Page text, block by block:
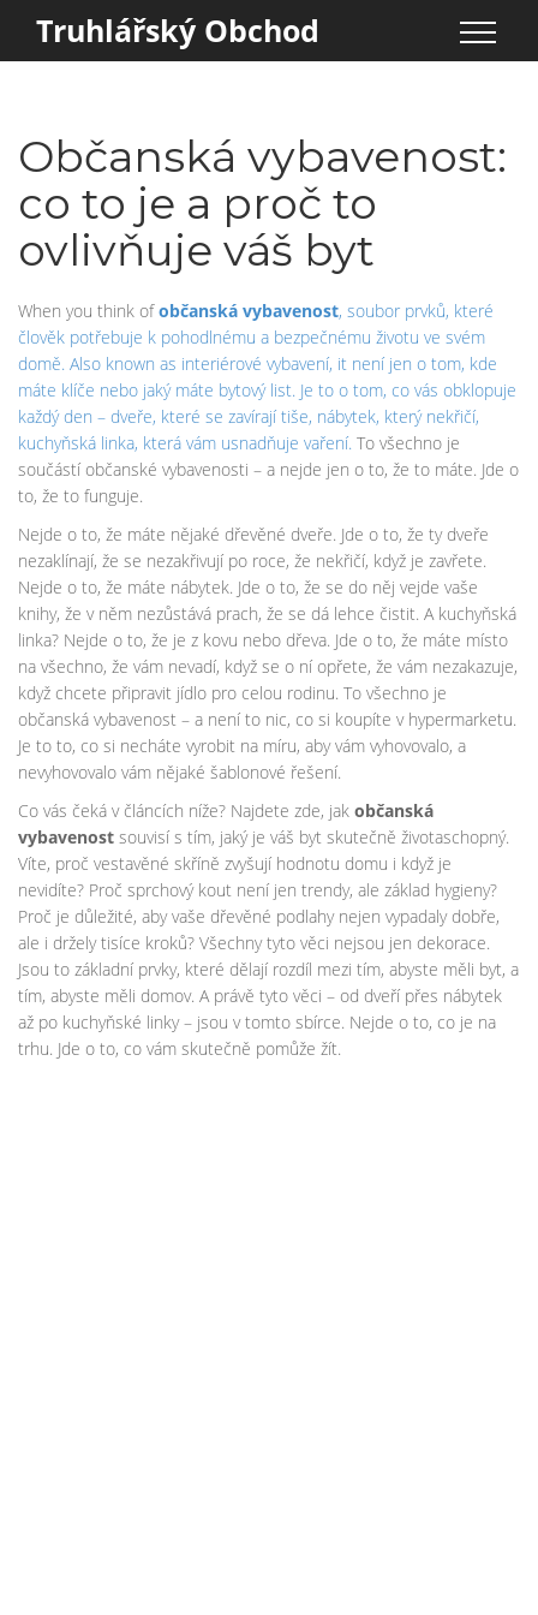
Truhlářský Obchod
Občanská vybavenost:
co to je a proč to
ovlivňuje váš byt
When you think ofobčanská vybavenost, soubor prvků, které
člověk potřebuje k pohodlnému a bezpečnému životu ve svém
domě. Also known as interiérové vybavení, it není jen o tom, kde
máte klíče nebo jaký máte bytový list. Je to o tom, co vás obklopuje
každý den – dveře, které se zavírají tiše, nábytek, který nekřičí,
kuchyňská linka, která vám usnadňuje vaření. To všechno je
součástí občanské vybavenosti – a nejde jen o to, že to máte. Jde o
to, že to funguje.
Nejde o to, že máte nějaké dřevěné dveře. Jde o to, že ty dveře
nezaklínají, že se nezakřivují po roce, že nekřičí, když je zavřete.
Nejde o to, že máte nábytek. Jde o to, že se do něj vejde vaše
knihy, že v něm nezůstává prach, že se dá lehce čistit. A kuchyňská
linka? Nejde o to, že je z kovu nebo dřeva. Jde o to, že máte místo
na všechno, že vám nevadí, když se o ní opřete, že vám nezakazuje,
když chcete připravit jídlo pro celou rodinu. To všechno je
občanská vybavenost – a není to nic, co si koupíte v hypermarketu.
Je to to, co si necháte vyrobit na míru, aby vám vyhovovalo, a
nevyhovovalo vám nějaké šablonové řešení.
Co vás čeká v článcích níže? Najdete zde, jak občanská
vybavenost souvisí s tím, jaký je váš byt skutečně životaschopný.
Víte, proč vestavěné skříně zvyšují hodnotu domu i když je
nevidíte? Proč sprchový kout není jen trendy, ale základ hygieny?
Proč je důležité, aby vaše dřevěné podlahy nejen vypadaly dobře,
ale i držely tisíce kroků? Všechny tyto věci nejsou jen dekorace.
Jsou to základní prvky, které dělají rozdíl mezi tím, abyste měli byt, a
tím, abyste měli domov. A právě tyto věci – od dveří přes nábytek
až po kuchyňské linky – jsou v tomto sbírce. Nejde o to, co je na
trhu. Jde o to, co vám skutečně pomůže žít.